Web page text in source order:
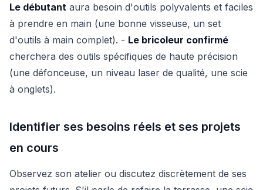
Le débutant aura besoin d'outils polyvalents et faciles
à prendre en main (une bonne visseuse, un set
d'outils à main complet). - Le bricoleur confirmé
cherchera des outils spécifiques de haute précision
(une défonceuse, un niveau laser de qualité, une scie
à onglets).
Identifier ses besoins réels et ses projets
en cours
Observez son atelier ou discutez discrètement de ses